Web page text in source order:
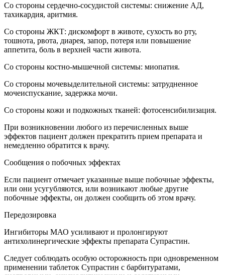
Со стороны сердечно-сосудистой системы: снижение АД,
тахикардия, аритмия.
Со стороны ЖКТ: дискомфорт в животе, сухость во рту,
тошнота, рвота, диарея, запор, потеря или повышение
аппетита, боль в верхней части живота.
Со стороны костно-мышечной системы: миопатия.
Со стороны мочевыделительной системы: затрудненное
мочеиспускание, задержка мочи.
Со стороны кожи и подкожных тканей: фотосенсибилизация.
При возникновении любого из перечисленных выше
эффектов пациент должен прекратить прием препарата и
немедленно обратится к врачу.
Сообщения о побочных эффектах
Если пациент отмечает указанные выше побочные эффекты,
или они усугубляются, или возникают любые другие
побочные эффекты, он должен сообщить об этом врачу.
Передозировка
Ингибиторы МАО усиливают и пролонгируют
антихолинергические эффекты препарата Супрастин.
Следует соблюдать особую осторожность при одновременном
применении таблеток Супрастин с барбитуратами,